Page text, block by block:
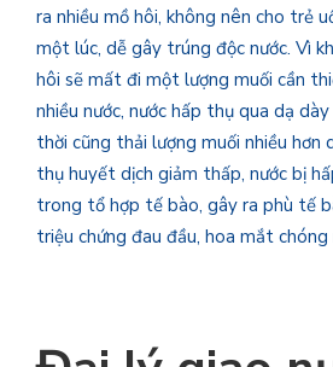
ra nhiều mồ hôi, không nên cho trẻ
một lúc, dễ gây trúng độc nước. Vì
hôi sẽ mất đi một lượng muối cần
nhiều nước, nước hấp thụ qua dạ
thời cũng thải lượng muối nhiều hơn
thụ huyết dịch giảm thấp, nước bị
trong tổ hợp tế bào, gây ra phù tế
triệu chứng đau đầu, hoa mắt